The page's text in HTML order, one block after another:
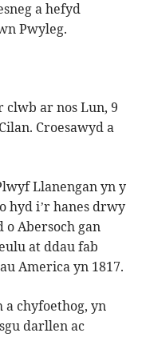
a hefyd
Pwyleg.
clwb ar nos Lun, 9
Croesawyd a
Llanengan yn y
hyd i’r hanes drwy
Abersoch gan
at ddau fab
America yn 1817.
chyfoethog, yn
darllen ac